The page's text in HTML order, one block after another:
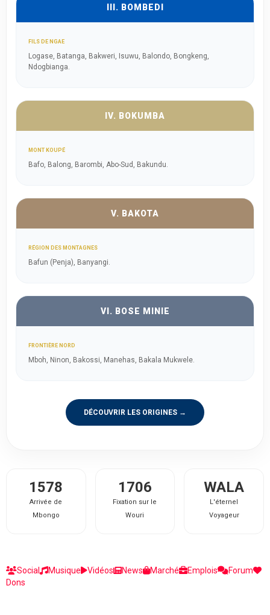
III. BOMBEDI
FILS DE NGAE
Logase, Batanga, Bakweri, Isuwu, Balondo, Bongkeng,
Ndogbianga.
IV. BOKUMBA
MONT KOUPÉ
Bafo, Balong, Barombi, Abo-Sud, Bakundu.
V. BAKOTA
RÉGION DES MONTAGNES
Bafun (Penja), Banyangi.
VI. BOSE MINIE
FRONTIÈRE NORD
Mboh, Ninon, Bakossi, Manehas, Bakala Mukwele.
DÉCOUVRIR LES ORIGINES →
1578
Arrivée de
Mbongo
1706
Fixation sur le
Wouri
WALA
L'éternel
Voyageur
Social Musique Vidéos News Marché Emplois
Forum
Dons